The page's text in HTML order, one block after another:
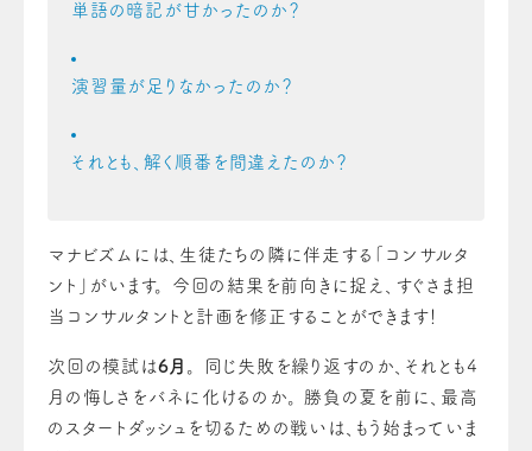
単語の暗記が甘かったのか？
演習量が足りなかったのか？
それとも、解く順番を間違えたのか？
マナビズムには、生徒たちの隣に伴走する「コンサルタ
ント」がいます。 今回の結果を前向きに捉え、すぐさま担
当コンサルタントと計画を修正することができます！
次回の模試は6月 。 同じ失敗を繰り返すのか、それとも4
月の悔しさをバネに化けるのか。 勝負の夏を前に、最高
のスタートダッシュを切るための戦いは、もう始まっていま